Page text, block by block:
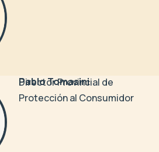
Pablo Tomasini
Director Provincial de
Protección al Consumidor